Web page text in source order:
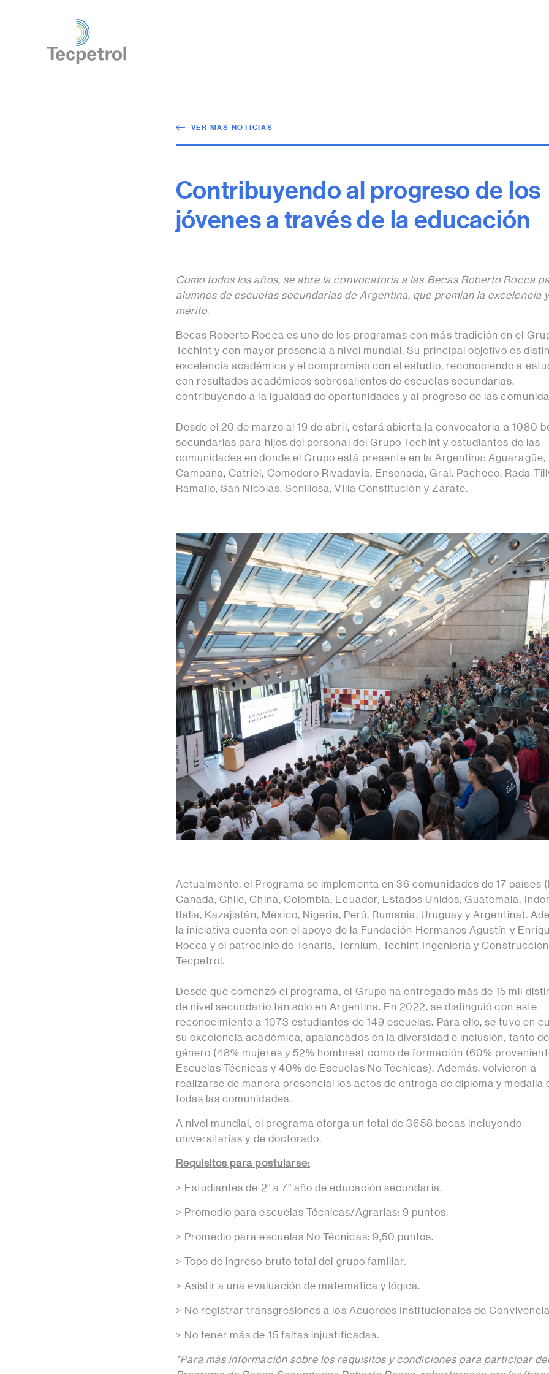
VER MAS NOTICIAS
Contribuyendo al progreso de los
jóvenes a través de la educación
Como todos los años, se abre la convocatoria a las Becas Roberto Rocca
alumnos de escuelas secundarias de Argentina, que premian la excelencia
mérito.
Becas Roberto Rocca es uno de los programas con más tradición en el
Techint y con mayor presencia a nivel mundial. Su principal objetivo es
excelencia académica y el compromiso con el estudio, reconociendo a
con resultados académicos sobresalientes de escuelas secundarias,
contribuyendo a la igualdad de oportunidades y al progreso de las
Desde el 20 de marzo al 19 de abril, estará abierta la convocatoria a 1080
secundarias para hijos del personal del Grupo Techint y estudiantes de las
comunidades en donde el Grupo está presente en la Argentina: Aguaragüe,
Campana, Catriel, Comodoro Rivadavia, Ensenada, Gral. Pacheco, Rada
Ramallo, San Nicolás, Senillosa, Villa Constitución y Zárate.
Actualmente, el Programa se implementa en 36 comunidades de 17 países
Canadá, Chile, China, Colombia, Ecuador, Estados Unidos, Guatemala,
Italia, Kazajistán, México, Nigeria, Perú, Rumania, Uruguay y Argentina).
la iniciativa cuenta con el apoyo de la Fundación Hermanos Agustín y
Rocca y el patrocinio de Tenaris, Ternium, Techint Ingeniería y
Tecpetrol.
Desde que comenzó el programa, el Grupo ha entregado más de 15 mil
de nivel secundario tan solo en Argentina. En 2022, se distinguió con este
reconocimiento a 1073 estudiantes de 149 escuelas. Para ello, se tuvo en
su excelencia académica, apalancados en la diversidad e inclusión, tanto
género (48% mujeres y 52% hombres) como de formación (60%
Escuelas Técnicas y 40% de Escuelas No Técnicas). Además, volvieron a
realizarse de manera presencial los actos de entrega de diploma y medalla
todas las comunidades.
A nivel mundial, el programa otorga un total de 3658 becas incluyendo
universitarias y de doctorado.
Requisitos para postularse:
> Estudiantes de 2° a 7° año de educación secundaria.
> Promedio para escuelas Técnicas/Agrarias: 9 puntos.
> Promedio para escuelas No Técnicas: 9,50 puntos.
> Tope de ingreso bruto total del grupo familiar.
> Asistir a una evaluación de matemática y lógica.
> No registrar transgresiones a los Acuerdos Institucionales de
> No tener más de 15 faltas injustificadas.
*Para más información sobre los requisitos y condiciones para participar